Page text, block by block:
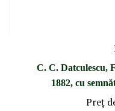
C. C. Datculescu,
1882, cu
Preţ